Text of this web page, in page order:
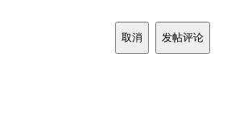
取消 发帖评论